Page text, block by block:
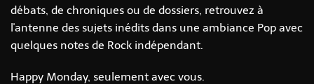
débats, de chroniques ou de dossiers, retrouvez à
l'antenne des sujets inédits dans une ambiance Pop avec
quelques notes de Rock indépendant.
Happy Monday, seulement avec vous.